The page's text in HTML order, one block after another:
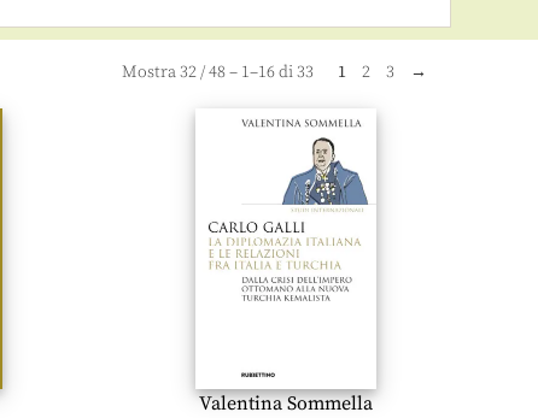
Mostra32/48– 1–16 di 33 1 2 3 →
Valentina Sommella